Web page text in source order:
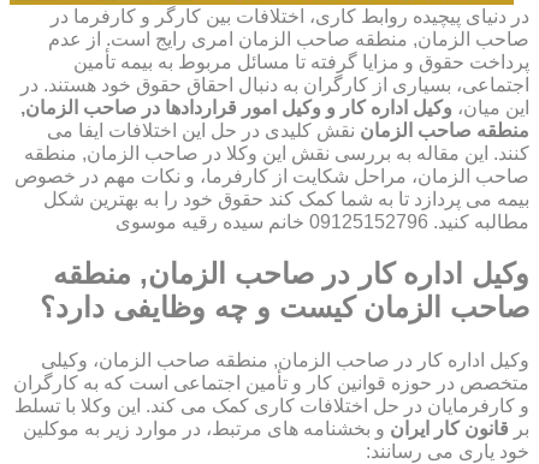
در دنیای پیچیده روابط کاری، اختلافات بین کارگر و کارفرما در
صاحب الزمان, منطقه صاحب الزمان امری رایج است. از عدم
پرداخت حقوق و مزایا گرفته تا مسائل مربوط به بیمه تأمین
اجتماعی، بسیاری از کارگران به دنبال احقاق حقوق خود هستند. در
این میان، وکیل اداره کار و وکیل امور قراردادها در صاحب الزمان,
منطقه صاحب الزمان نقش کلیدی در حل این اختلافات ایفا می
کنند. این مقاله به بررسی نقش این وکلا در صاحب الزمان, منطقه
صاحب الزمان، مراحل شکایت از کارفرما، و نکات مهم در خصوص
بیمه می پردازد تا به شما کمک کند حقوق خود را به بهترین شکل
مطالبه کنید. 09125152796 خانم سیده رقیه موسوی
وکیل اداره کار در صاحب الزمان, منطقه
صاحب الزمان کیست و چه وظایفی دارد؟
وکیل اداره کار در صاحب الزمان, منطقه صاحب الزمان، وکیلی
متخصص در حوزه قوانین کار و تأمین اجتماعی است که به کارگران
و کارفرمایان در حل اختلافات کاری کمک می کند. این وکلا با تسلط
بر قانون کار ایران و بخشنامه های مرتبط، در موارد زیر به موکلین
خود یاری می رسانند: